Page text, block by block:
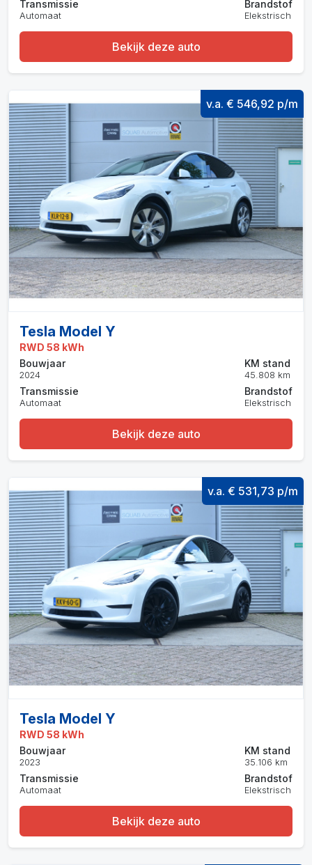
Transmissie
Automaat
Brandstof
Elekstrisch
Bekijk deze auto
v.a. € 546,92 p/m
Tesla Model Y
RWD 58 kWh
Bouwjaar
2024
Transmissie
Automaat
KM stand
45.808 km
Brandstof
Elekstrisch
Bekijk deze auto
v.a. € 531,73 p/m
Tesla Model Y
RWD 58 kWh
Bouwjaar
2023
Transmissie
Automaat
KM stand
35.106 km
Brandstof
Elekstrisch
Bekijk deze auto